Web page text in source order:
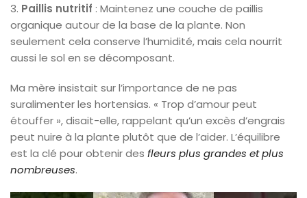
3. Paillis nutritif : Maintenez une couche de paillis
organique autour de la base de la plante. Non
seulement cela conserve l’humidité, mais cela nourrit
aussi le sol en se décomposant.
Ma mère insistait sur l’importance de ne pas
suralimenter les hortensias. « Trop d’amour peut
étouffer », disait-elle, rappelant qu’un excès d’engrais
peut nuire à la plante plutôt que de l’aider. L’équilibre
est la clé pour obtenir des fleurs plus grandes et plus
nombreuses.